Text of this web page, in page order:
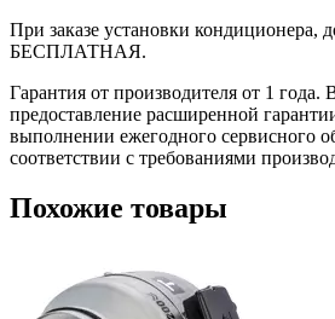
При заказе установки кондиционера,
БЕСПЛАТНАЯ.
Гарантия от производителя от 1 года.
предоставление расширенной
выполнении ежегодного сервисного
соответствии с требованиями
Похожие товары